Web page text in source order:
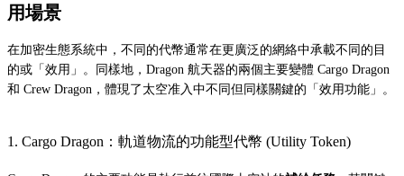
用場景
在加密生態系統中，不同的代幣通常在更廣泛的網絡中承載不同的目
的或「效用」。同樣地，Dragon 航天器的兩個主要變體 Cargo Dragon
和 Crew Dragon，體現了太空准入中不同但同樣關鍵的「效用功能」。
1. Cargo Dragon：軌道物流的功能型代幣 (Utility Token)